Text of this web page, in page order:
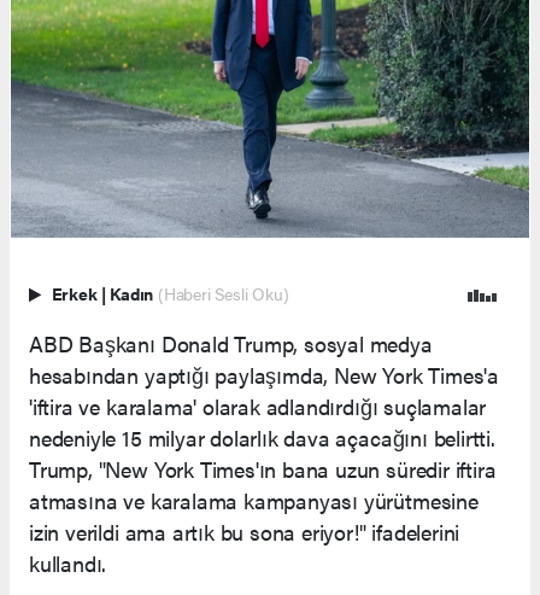
Erkek | Kadın (Haberi Sesli Oku)
ABD Başkanı Donald Trump, sosyal medya
hesabından yaptığı paylaşımda, New York Times'a
'iftira ve karalama' olarak adlandırdığı suçlamalar
nedeniyle 15 milyar dolarlık dava açacağını belirtti.
Trump, "New York Times'ın bana uzun süredir iftira
atmasına ve karalama kampanyası yürütmesine
izin verildi ama artık bu sona eriyor!" ifadelerini
kullandı.